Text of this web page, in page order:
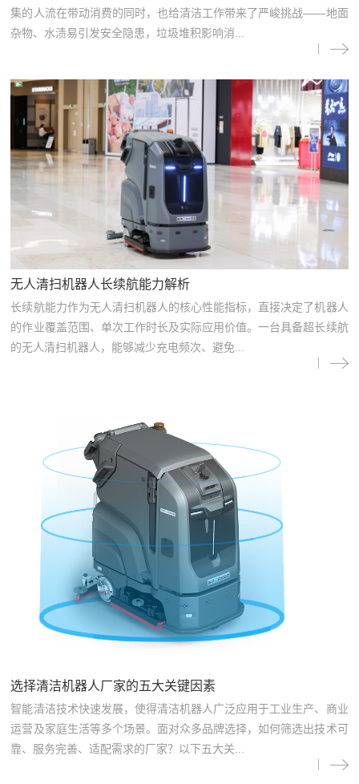
集的人流在带动消费的同时，也给清洁工作带来了严峻挑战——地面
杂物、水渍易引发安全隐患，垃圾堆积影响消...
无人清扫机器人长续航能力解析
长续航能力作为无人清扫机器人的核心性能指标，直接决定了机器人
的作业覆盖范围、单次工作时长及实际应用价值。一台具备超长续航
的无人清扫机器人，能够减少充电频次、避免...
选择清洁机器人厂家的五大关键因素
智能清洁技术快速发展，使得清洁机器人广泛应用于工业生产、商业
运营及家庭生活等多个场景。面对众多品牌选择，如何筛选出技术可
靠、服务完善、适配需求的厂家？以下五大关...